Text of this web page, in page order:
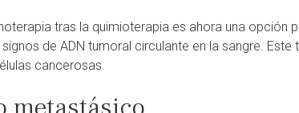
tras la quimioterapia es ahora una opción
de ADN tumoral circulante en la sangre.
cancerosas.